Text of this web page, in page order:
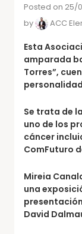
Posted on 25/
by
ACC
Esta
amparada
Torres”,
Se trata de
uno de los
cáncer
ComFuturo
Mireia
una
David